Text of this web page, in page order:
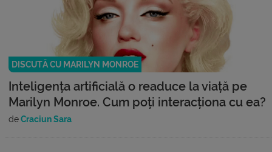
DISCUTĂ CU MARILYN MONROE
Inteligența artificială o readuce la viață pe
Marilyn Monroe. Cum poți interacționa cu ea?
deCraciun Sara